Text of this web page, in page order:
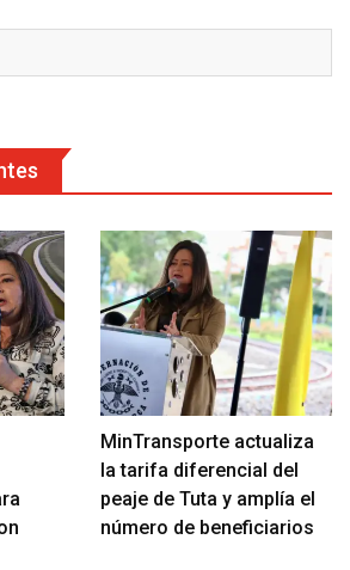
MinTransporte actualiza
la tarifa diferencial del
peaje de Tuta y amplía el
número de beneficiarios